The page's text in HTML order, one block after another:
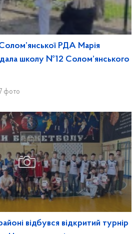
РДА Марія
школу №12 Солом’янського
7 фото
відбувся відкритий турнір